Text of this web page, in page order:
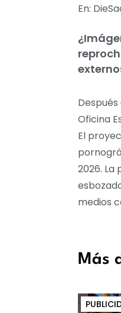
En:
Oficina
El
2026.
medios
Más